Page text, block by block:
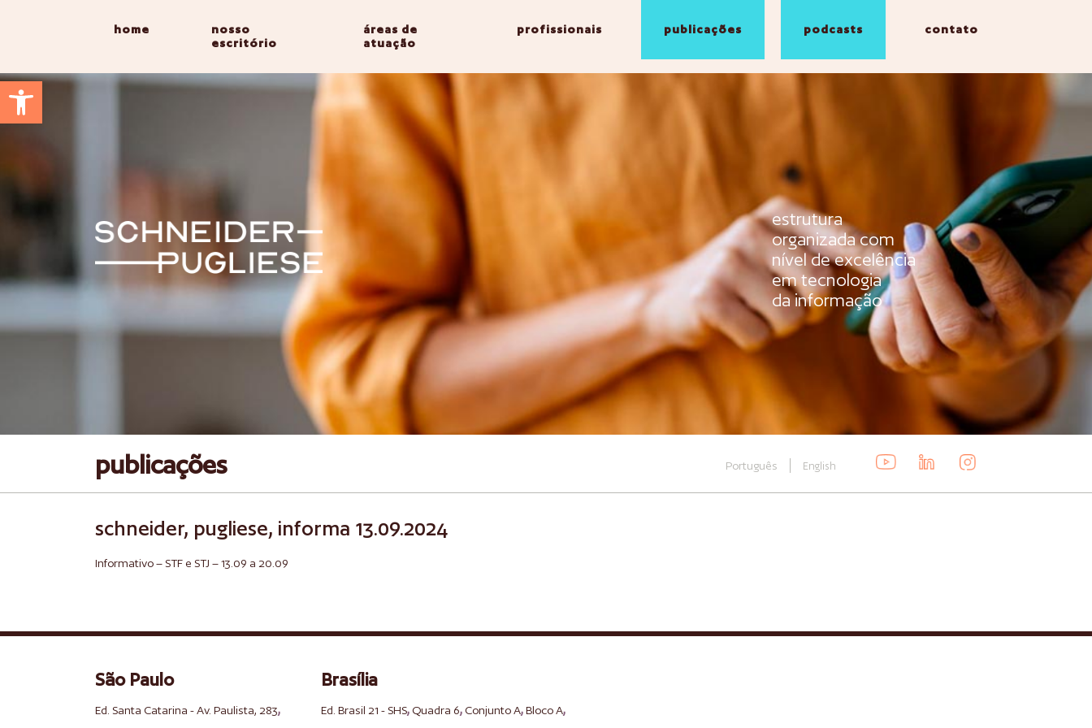
Abrir a barra de ferramentas
home
nosso
escritório
áreas de
atuação
profissionais publicações podcasts contato
estrutura
organizada com
nível de excelência
em tecnologia
da informação
publicações Português English
schneider, pugliese, informa 13.09.2024
Informativo – STF e STJ – 13.09 a 20.09
São Paulo
Ed. Santa Catarina - Av. Paulista, 283,
Brasília
Ed. Brasil 21 - SHS,Quadra 6,Conjunto A,Bloco A,